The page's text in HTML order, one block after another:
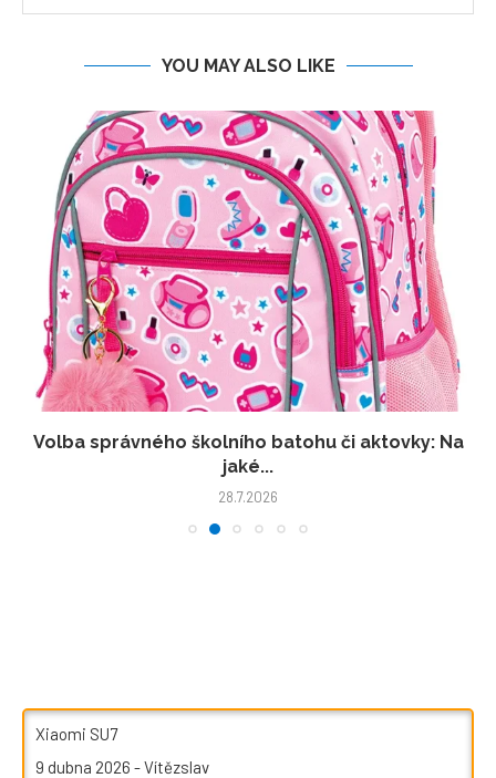
YOU MAY ALSO LIKE
Volba správného školního batohu či aktovky: Na
jaké...
28.7.2026
Xiaomi SU7
9 dubna 2026 -Vítězslav